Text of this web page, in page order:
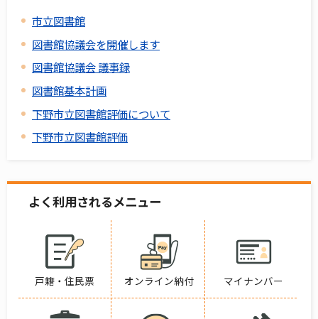
市立図書館
図書館協議会を開催します
図書館協議会 議事録
図書館基本計画
下野市立図書館評価について
下野市立図書館評価
よく利用されるメニュー
戸籍・住民票 オンライン納付 マイナンバー